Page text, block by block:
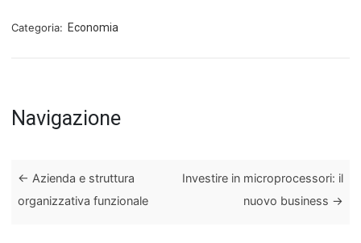
Categoria: Economia
Navigazione
← Azienda e struttura
organizzativa funzionale
Investire in microprocessori: il
nuovo business →